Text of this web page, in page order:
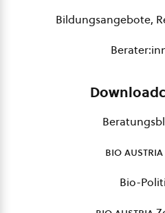
Bildungsangebote,
bio austria
Bio-